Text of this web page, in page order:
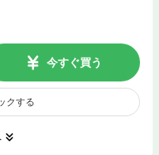
今すぐ買う
クする